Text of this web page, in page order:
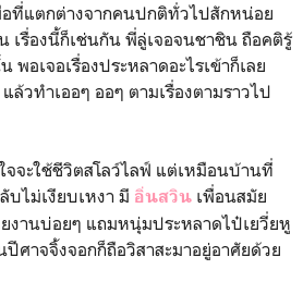
ที่แตกต่างจากคนปกติทั่วไปสักหน่อย
เรื่องนี้ก็เช่นกัน พี่ลู่เจอจนชาชิน ถือคติรู้
พอเจอเรื่องประหลาดอะไรเข้าก็เลย
ล้วทำเออๆ ออๆ ตามเรื่องตามราวไป
ใช้ชีวิตสโลว์ไลฟ์ แต่เหมือนบ้านที่
บไม่เงียบเหงา มี อิ่นสวิน เพื่อนสมัย
งานบ่อยๆ แถมหนุ่มประหลาดไป๋เยวี่ยหู
ศาจจิ้งจอกก็ถือวิสาสะมาอยู่อาศัยด้วย